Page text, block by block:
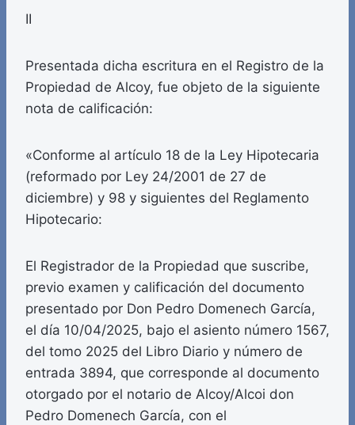
II
Presentada dicha escritura en el Registro de la
Propiedad de Alcoy, fue objeto de la siguiente
nota de calificación:
«Conforme al artículo 18 de la Ley Hipotecaria
(reformado por Ley 24/2001 de 27 de
diciembre) y 98 y siguientes del Reglamento
Hipotecario:
El Registrador de la Propiedad que suscribe,
previo examen y calificación del documento
presentado por Don Pedro Domenech García,
el día 10/04/2025, bajo el asiento número 1567,
del tomo 2025 del Libro Diario y número de
entrada 3894, que corresponde al documento
otorgado por el notario de Alcoy/Alcoi don
Pedro Domenech García, con el